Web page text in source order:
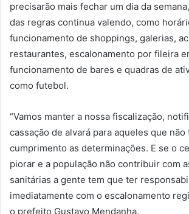
precisarão mais fechar um dia da
das regras continua valendo, como
funcionamento de shoppings, galerias,
restaurantes, escalonamento por fileira
funcionamento de bares e quadras de
como futebol.
“Vamos manter a nossa fiscalização,
cassação de alvará para aqueles que não
cumprimento as determinações. E se o
piorar e a população não contribuir com
sanitárias a gente tem que ter
imediatamente com o escalonamento
o prefeito Gustavo Mendanha.